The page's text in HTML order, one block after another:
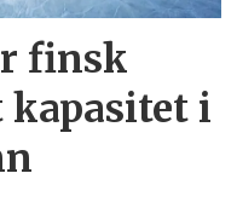
finsk
i